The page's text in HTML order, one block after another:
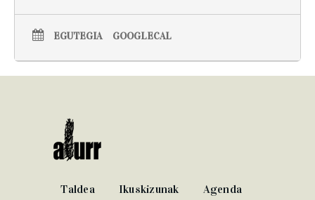
EGUTEGIA GOOGLECAL
Taldea Ikuskizunak
Agenda